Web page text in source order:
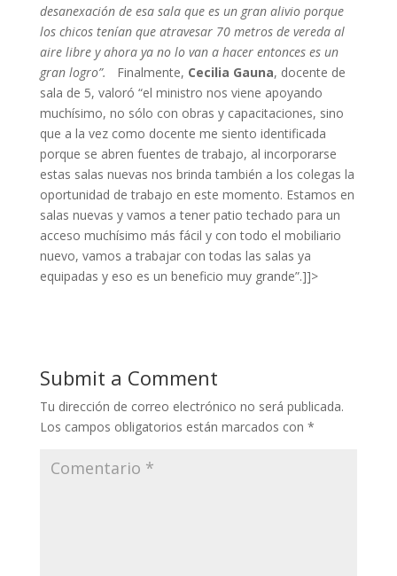
desanexación de esa sala que es un gran alivio porque
los chicos tenían que atravesar 70 metros de vereda al
aire libre y ahora ya no lo van a hacer entonces es un
gran logro”. Finalmente, Cecilia Gauna, docente de
sala de 5, valoró “el ministro nos viene apoyando
muchísimo, no sólo con obras y capacitaciones, sino
que a la vez como docente me siento identificada
porque se abren fuentes de trabajo, al incorporarse
estas salas nuevas nos brinda también a los colegas la
oportunidad de trabajo en este momento. Estamos en
salas nuevas y vamos a tener patio techado para un
acceso muchísimo más fácil y con todo el mobiliario
nuevo, vamos a trabajar con todas las salas ya
equipadas y eso es un beneficio muy grande”.]]>
Submit a Comment
Tu dirección de correo electrónico no será publicada.
Los campos obligatorios están marcados con *